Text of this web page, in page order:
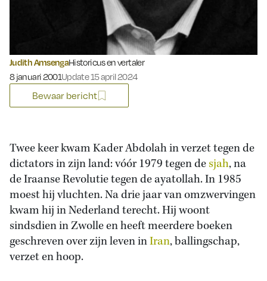
Judith AmsengaHistoricus en vertaler
Gepubliceerd op:
8 januari 2001Update 15 april 2024
Bewaar bericht
Twee keer kwam Kader Abdolah in verzet tegen de
dictators in zijn land: vóór 1979 tegen desjah, na
de Iraanse Revolutie tegen de ayatollah. In 1985
moest hij vluchten. Na drie jaar van omzwervingen
kwam hij in Nederland terecht. Hij woont
sindsdien in Zwolle en heeft meerdere boeken
geschreven over zijn leven inIran, ballingschap,
verzet en hoop.